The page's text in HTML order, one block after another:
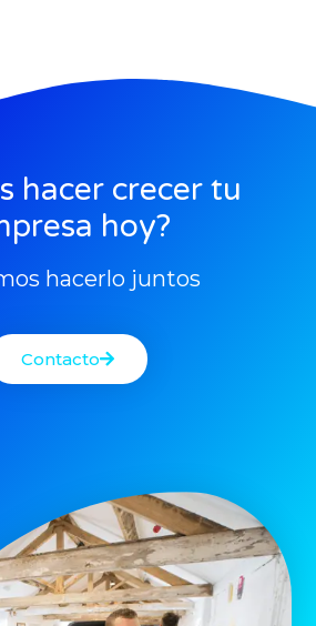
hacer crecer tu
hoy?
hacerlo juntos
Contacto